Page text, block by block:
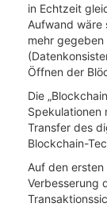
in Echtzeit
Aufwand wäre
mehr
Öffnen der
Die
Spekulationen
Transfer des
Blockchain-
Auf den ersten
Verbesserung